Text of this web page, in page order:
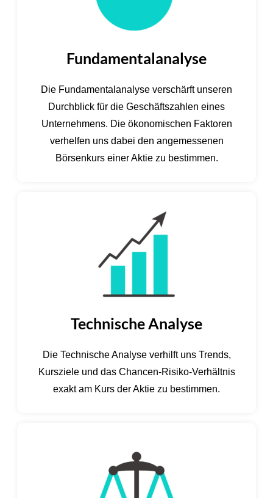
Fundamentalanalyse
Die Fundamentalanalyse verschärft unseren
Durchblick für die Geschäftszahlen eines
Unternehmens. Die ökonomischen Faktoren
verhelfen uns dabei den angemessenen
Börsenkurs einer Aktie zu bestimmen.
Technische Analyse
Die Technische Analyse verhilft uns Trends,
Kursziele und das Chancen-Risiko-Verhältnis
exakt am Kurs der Aktie zu bestimmen.